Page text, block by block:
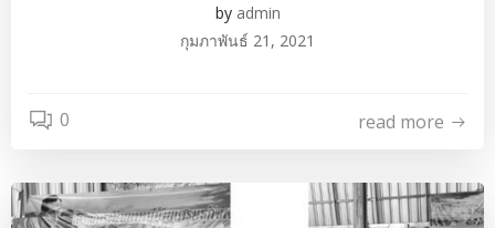
by admin
กุมภาพันธ์ 21, 2021
0 read more